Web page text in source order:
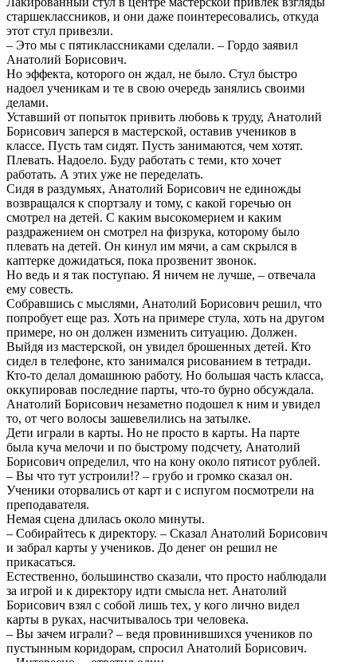
старшеклассников, и они даже поинтересовались, откуда
этот стул привезли.
– Это мы с пятиклассниками сделали. – Гордо заявил
Анатолий Борисович.
Но эффекта, которого он ждал, не было. Стул быстро
надоел ученикам и те в свою очередь занялись своими
делами.
Уставший от попыток привить любовь к труду, Анатолий
Борисович заперся в мастерской, оставив учеников в
классе. Пусть там сидят. Пусть занимаются, чем хотят.
Плевать. Надоело. Буду работать с теми, кто хочет
работать. А этих уже не переделать.
Сидя в раздумьях, Анатолий Борисович не единожды
возвращался к спортзалу и тому, с какой горечью он
смотрел на детей. С каким высокомерием и каким
раздражением он смотрел на физрука, которому было
плевать на детей. Он кинул им мячи, а сам скрылся в
каптерке дожидаться, пока прозвенит звонок.
Но ведь и я так поступаю. Я ничем не лучше, – отвечала
ему совесть.
Собравшись с мыслями, Анатолий Борисович решил, что
попробует еще раз. Хоть на примере стула, хоть на другом
примере, но он должен изменить ситуацию. Должен.
Выйдя из мастерской, он увидел брошенных детей. Кто
сидел в телефоне, кто занимался рисованием в тетради.
Кто-то делал домашнюю работу. Но большая часть класса,
оккупировав последние парты, что-то бурно обсуждала.
Анатолий Борисович незаметно подошел к ним и увидел
то, от чего волосы зашевелились на затылке.
Дети играли в карты. Но не просто в карты. На парте
была куча мелочи и по быстрому подсчету, Анатолий
Борисович определил, что на кону около пятисот рублей.
– Вы что тут устроили!? – грубо и громко сказал он.
Ученики оторвались от карт и с испугом посмотрели на
преподавателя.
Немая сцена длилась около минуты.
– Собирайтесь к директору. – Сказал Анатолий Борисович
и забрал карты у учеников. До денег он решил не
прикасаться.
Естественно, большинство сказали, что просто наблюдали
за игрой и к директору идти смысла нет. Анатолий
Борисович взял с собой лишь тех, у кого лично видел
карты в руках, насчитывалось три человека.
– Вы зачем играли? – ведя провинившихся учеников по
пустынным коридорам, спросил Анатолий Борисович.
– Интересно, – ответил один.